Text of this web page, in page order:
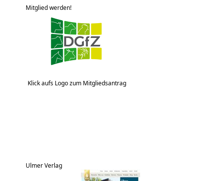
Mitglied werden!
Klick aufs Logo zum Mitgliedsantrag
Ulmer Verlag